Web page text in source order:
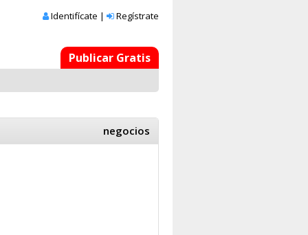
Identifícate | Regístrate
Publicar Gratis
negocios